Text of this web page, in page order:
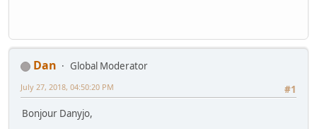
Dan
Global Moderator
#1
July 27, 2018, 04:50:20 PM
Bonjour Danyjo,